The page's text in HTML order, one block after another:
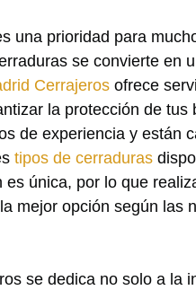
una prioridad para
se convierte en
Cerrajeros ofrece
la protección de tus
de experiencia y están
tipos de cerraduras
es única, por lo que
mejor opción según las
se dedica no solo a la